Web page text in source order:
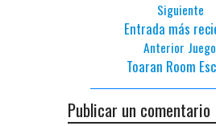
Siguiente
Entrada más
Anterior
Toaran Room
Publicar un comentario